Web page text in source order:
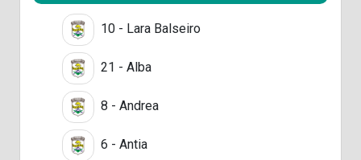
10 - Lara Balseiro
21 - Alba
8 - Andrea
6 - Antia